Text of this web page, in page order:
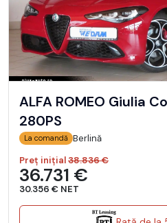
ALFA ROMEO Giulia
280PS
La comandă Berlină
Preț inițial38.836 €
36.731 €
30.356 € NET